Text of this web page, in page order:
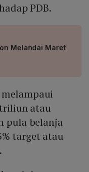
PDB.
Melandai Maret
atau
pula belanja
target atau